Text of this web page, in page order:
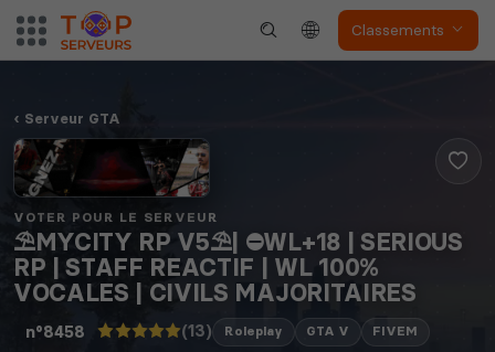
Classements
Serveur GTA
VOTER POUR LE SERVEUR
⛱️MYCITY RP V5⛱️| ⛔WL+18 | SERIOUS
RP | STAFF REACTIF | WL 100%
VOCALES | CIVILS MAJORITAIRES
n°8458 (13) Roleplay GTA V FIVEM